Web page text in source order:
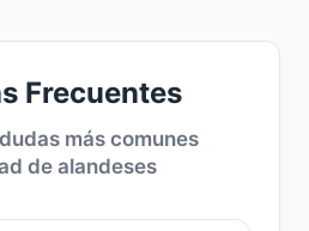
Frecuentes
más comunes
de alandeses